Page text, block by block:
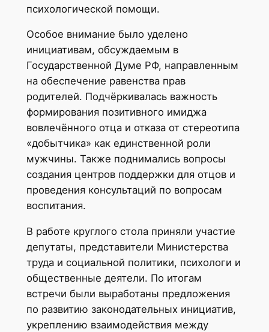
психологической помощи.
Особое внимание было уделено
инициативам, обсуждаемым в
Государственной Думе РФ, направленным
на обеспечение равенства прав
родителей. Подчёркивалась важность
формирования позитивного имиджа
вовлечённого отца и отказа от стереотипа
«добытчика» как единственной роли
мужчины. Также поднимались вопросы
создания центров поддержки для отцов и
проведения консультаций по вопросам
воспитания.
В работе круглого стола приняли участие
депутаты, представители Министерства
труда и социальной политики, психологи и
общественные деятели. По итогам
встречи были выработаны предложения
по развитию законодательных инициатив,
укреплению взаимодействия между